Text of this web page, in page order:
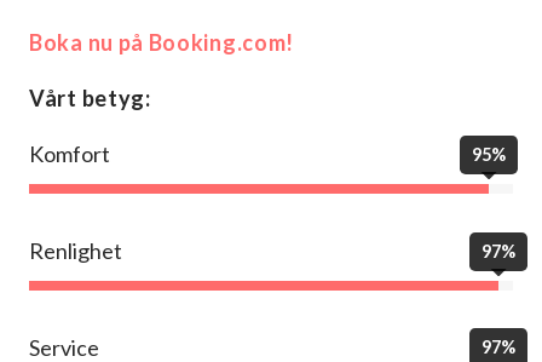
Boka nu på Booking.com!
Vårt betyg:
Komfort 95%
Renlighet 97%
Service 97%